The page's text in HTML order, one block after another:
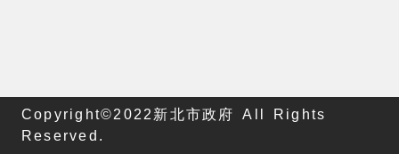
Copyright©2022新北市政府 All Rights
Reserved.